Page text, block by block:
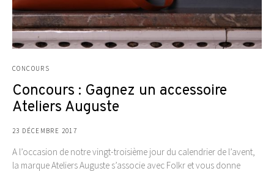
CONCOURS
Concours : Gagnez un accessoire
Ateliers Auguste
23 DÉCEMBRE 2017
A l’occasion de notre vingt-troisième jour du calendrier de l’avent,
la marque Ateliers Auguste s’associe avec Folkr et vous donne